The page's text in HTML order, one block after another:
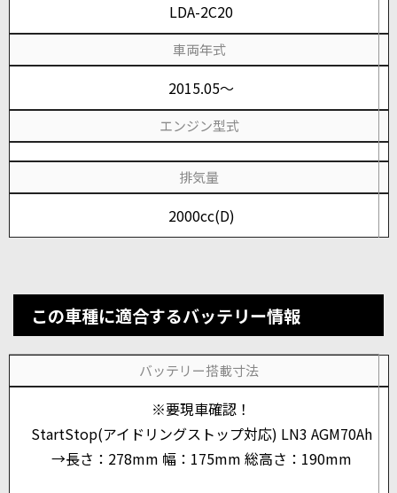
LDA-2C20
車両年式
2015.05～
エンジン型式
排気量
2000cc(D)
この車種に適合するバッテリー情報
バッテリー搭載寸法
※要現車確認！
StartStop(アイドリングストップ対応) LN3 AGM70Ah
→長さ：278mm 幅：175mm 総高さ：190mm